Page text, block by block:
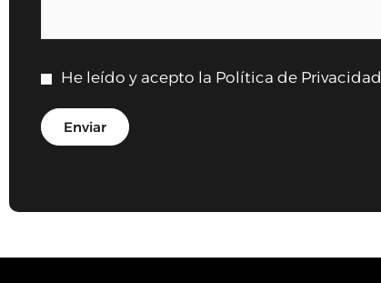
He leído y acepto la Política de Privacidad